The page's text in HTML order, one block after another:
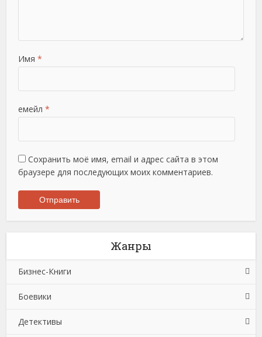
Имя *
емейл *
Сохранить моё имя, email и адрес сайта в этом
браузере для последующих моих комментариев.
Жанры
Бизнес-Книги
Банковское дело
Бухучет, налогообложение, аудит
Боевики
Боевики: Прочее
Детективы